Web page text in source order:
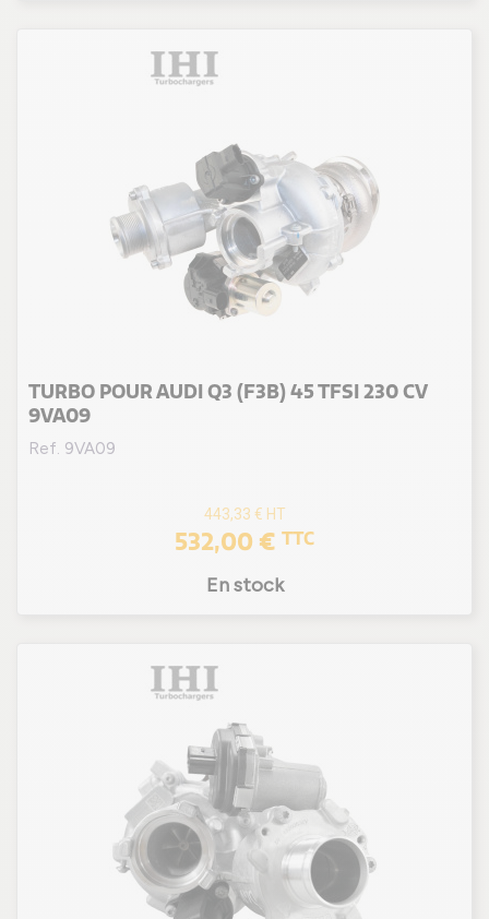
TURBO POUR AUDI Q3 (F3B) 45 TFSI 230 CV
9VA09
Ref. 9VA09
443,33 € HT
532,00 € TTC
En stock